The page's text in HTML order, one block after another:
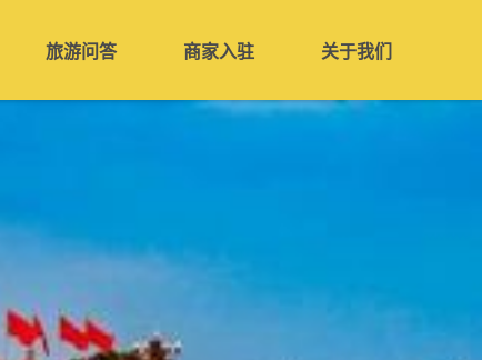
旅游问答 商家入驻 关于我们